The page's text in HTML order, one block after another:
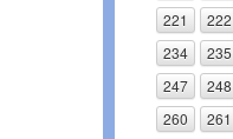
221
222
234
235
247
248
260
261